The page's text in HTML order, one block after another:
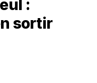
:
sortir